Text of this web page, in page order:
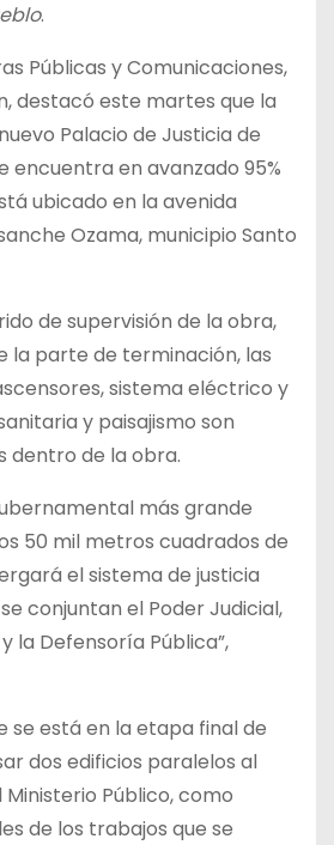
.
Públicas y Comunicaciones,
destacó este martes que la
Palacio de Justicia de
encuentra en avanzado 95%
ubicado en la avenida
Ozama, municipio Santo
de supervisión de la obra,
la parte de terminación, las
sistema eléctrico y
y paisajismo son
dentro de la obra.
más grande
50 mil metros cuadrados de
el sistema de justicia
conjuntan el Poder Judicial,
la Defensoría Pública”,
se está en la etapa final de
dos edificios paralelos al
Ministerio Público, como
de los trabajos que se